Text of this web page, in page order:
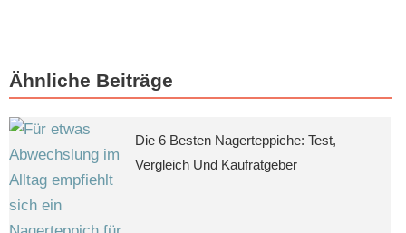
Ähnliche Beiträge
Die 6 Besten Nagerteppiche: Test,
Vergleich Und Kaufratgeber